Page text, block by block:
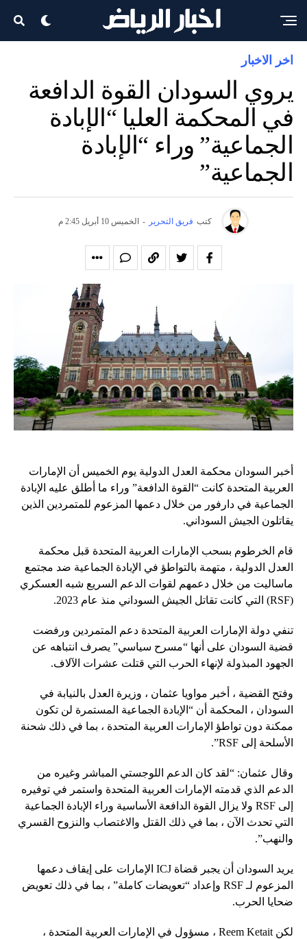
اخر الاخبار
يروي السودان القوة الدافعة
في المحكمة العليا “الإبادة
الجماعية” وراء “الإبادة
الجماعية”
كتب فريق التحرير - الخميس 10 أبريل 2:45 م
أخبر السودان محكمة العدل الدولية يوم الخميس أن الإمارات
العربية المتحدة كانت “القوة الدافعة” وراء ما أطلق عليه الإبادة
الجماعية في دارفور من خلال دعمها المزعوم للمتمردين الذين
يقاتلون الجيش السوداني.
قام الخرطوم بسحب الإمارات العربية المتحدة قبل محكمة
العدل الدولية ، متهمة بالتواطؤ في الإبادة الجماعية ضد مجتمع
ماساليت من خلال دعمهم لقوات الدعم السريع شبه العسكري
(RSF) التي كانت تقاتل الجيش السوداني منذ عام 2023.
تنفي دولة الإمارات العربية المتحدة دعم المتمردين ورفضت
قضية السودان على أنها “مسرح سياسي” يصرف انتباهه عن
الجهود المبذولة لإنهاء الحرب التي قتلت عشرات الآلاف.
وفتح القضية ، أخبر مواويا عثمان ، وزيرة العدل بالنيابة في
السودان ، المحكمة أن “الإبادة الجماعية المستمرة لن تكون
ممكنة دون تواطؤ الإمارات العربية المتحدة ، بما في ذلك شحنة
الأسلحة إلى RSF”.
وقال عثمان: “لقد كان الدعم اللوجستي المباشر وغيره من
الدعم الذي قدمته الإمارات العربية المتحدة واستمر في توفيره
إلى RSF ولا يزال القوة الدافعة الأساسية وراء الإبادة الجماعية
التي تحدث الآن ، بما في ذلك القتل والاغتصاب والنزوح القسري
والنهب”.
يريد السودان أن يجبر قضاة ICJ الإمارات على إيقاف دعمها
المزعوم لـ RSF وإعداد “تعويضات كاملة” ، بما في ذلك تعويض
ضحايا الحرب.
لكن Reem Ketait ، مسؤول في الإمارات العربية المتحدة ،